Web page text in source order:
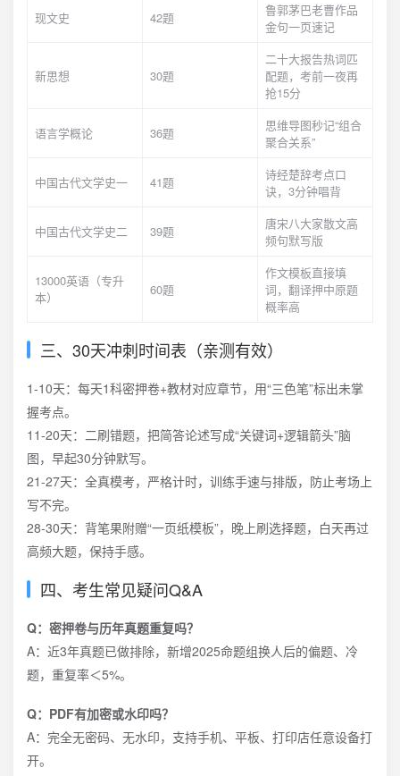
现文史 42题
鲁郭茅巴老曹作品
金句一页速记
新思想 30题
二十大报告热词匹
配题，考前一夜再
抢15分
语言学概论 36题
思维导图秒记“组合
聚合关系”
中国古代文学史一 41题
诗经楚辞考点口
诀，3分钟唱背
中国古代文学史二 39题
唐宋八大家散文高
频句默写版
13000英语（专升
本）
60题
作文模板直接填
词，翻译押中原题
概率高
三、30天冲刺时间表（亲测有效）
1-10天：每天1科密押卷+教材对应章节，用“三色笔”标出未掌
握考点。
11-20天：二刷错题，把简答论述写成“关键词+逻辑箭头”脑
图，早起30分钟默写。
21-27天：全真模考，严格计时，训练手速与排版，防止考场上
写不完。
28-30天：背笔果附赠“一页纸模板”，晚上刷选择题，白天再过
高频大题，保持手感。
四、考生常见疑问Q&A
Q：密押卷与历年真题重复吗？
A：近3年真题已做排除，新增2025命题组换人后的偏题、冷
题，重复率＜5%。
Q：PDF有加密或水印吗？
A：完全无密码、无水印，支持手机、平板、打印店任意设备打
开。